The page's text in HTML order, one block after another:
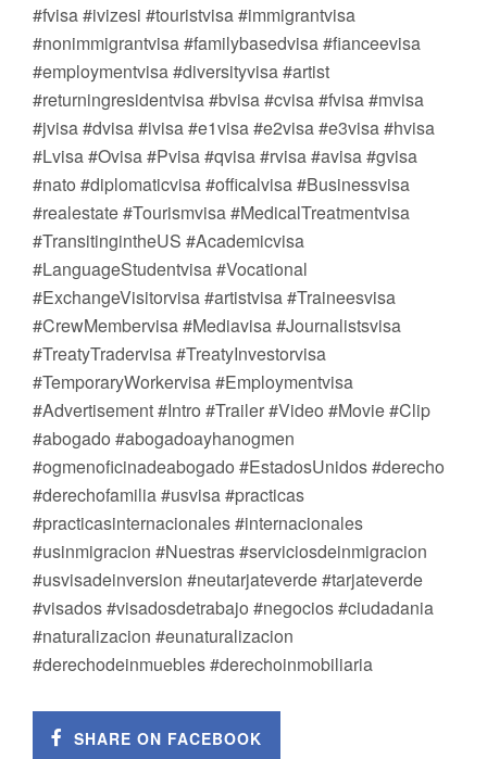
#fvisa #ivizesi #touristvisa #immigrantvisa
#nonimmigrantvisa #familybasedvisa #fianceevisa
#employmentvisa #diversityvisa #artist
#returningresidentvisa #bvisa #cvisa #fvisa #mvisa
#jvisa #dvisa #ivisa #e1visa #e2visa #e3visa #hvisa
#Lvisa #Ovisa #Pvisa #qvisa #rvisa #avisa #gvisa
#nato #diplomaticvisa #officalvisa #Businessvisa
#realestate #Tourismvisa #MedicalTreatmentvisa
#TransitingintheUS #Academicvisa
#LanguageStudentvisa #Vocational
#ExchangeVisitorvisa #artistvisa #Traineesvisa
#CrewMembervisa #Mediavisa #Journalistsvisa
#TreatyTradervisa #TreatyInvestorvisa
#TemporaryWorkervisa #Employmentvisa
#Advertisement #Intro #Trailer #Video #Movie #Clip
#abogado #abogadoayhanogmen
#ogmenoficinadeabogado #EstadosUnidos #derecho
#derechofamilia #usvisa #practicas
#practicasinternacionales #internacionales
#usinmigracion #Nuestras #serviciosdeinmigracion
#usvisadeinversion #neutarjateverde #tarjateverde
#visados #visadosdetrabajo #negocios #ciudadania
#naturalizacion #eunaturalizacion
#derechodeinmuebles #derechoinmobiliaria
SHARE ON FACEBOOK